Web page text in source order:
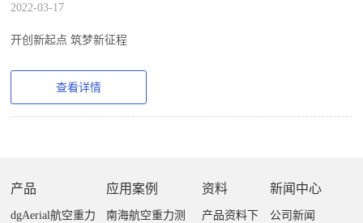
2022-03-17
开创新起点 筑梦新征程
查看详情
产品
dgAerial航空重力
应用案例
南海航空重力测
资料
产品资料下
新闻中心
公司新闻